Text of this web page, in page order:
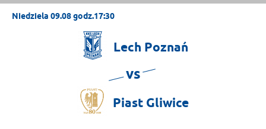
Niedziela 09.08 godz.17:30
Lech Poznań
vs
Piast Gliwice